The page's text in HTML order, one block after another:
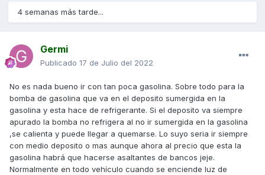
4 semanas más tarde...
Germi
Publicado 17 de Julio del 2022
No es nada bueno ir con tan poca gasolina. Sobre todo para la
bomba de gasolina que va en el deposito sumergida en la
gasolina y esta hace de refrigerante. Si el deposito va siempre
apurado la bomba no refrigera al no ir sumergida en la gasolina
,se calienta y puede llegar a quemarse. Lo suyo seria ir siempre
con medio deposito o mas aunque ahora al precio que esta la
gasolina habrá que hacerse asaltantes de bancos jeje.
Normalmente en todo vehículo cuando se enciende luz de